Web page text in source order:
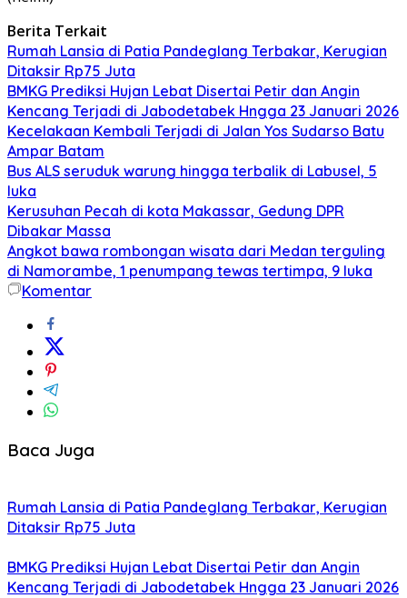
Berita Terkait
Rumah Lansia di Patia Pandeglang Terbakar, Kerugian
Ditaksir Rp75 Juta
BMKG Prediksi Hujan Lebat Disertai Petir dan Angin
Kencang Terjadi di Jabodetabek Hngga 23 Januari 2026
Kecelakaan Kembali Terjadi di Jalan Yos Sudarso Batu
Ampar Batam
Bus ALS seruduk warung hingga terbalik di Labusel, 5
luka
Kerusuhan Pecah di kota Makassar, Gedung DPR
Dibakar Massa
Angkot bawa rombongan wisata dari Medan terguling
di Namorambe, 1 penumpang tewas tertimpa, 9 luka
Komentar
Baca Juga
Rumah Lansia di Patia Pandeglang Terbakar, Kerugian
Ditaksir Rp75 Juta
BMKG Prediksi Hujan Lebat Disertai Petir dan Angin
Kencang Terjadi di Jabodetabek Hngga 23 Januari 2026